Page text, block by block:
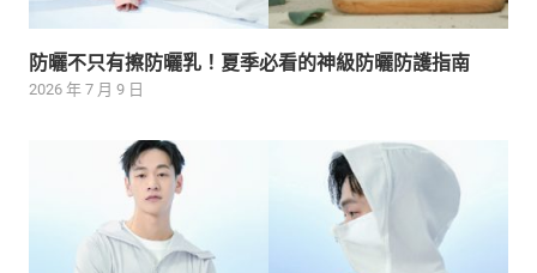
防曬不只有擦防曬乳！夏季必看的神級防曬防護指南
2026 年 7 月 9 日